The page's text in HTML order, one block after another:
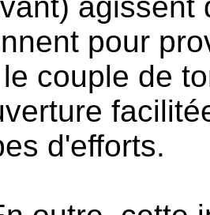
pour
couple de
d'efforts.